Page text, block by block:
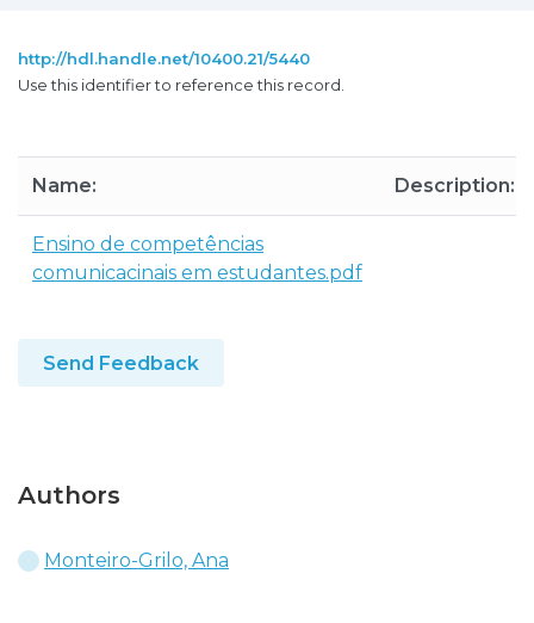
http://hdl.handle.net/10400.21/5440
Use this identifier to reference this record.
Name: Description:
Ensino de competências
comunicacinais em estudantes.pdf
Send Feedback
Authors
Monteiro-Grilo, Ana